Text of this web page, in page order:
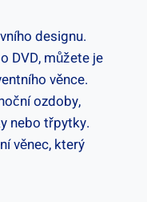
designu.
DVD, můžete je
věnce.
ozdoby,
nebo třpytky.
věnec, který